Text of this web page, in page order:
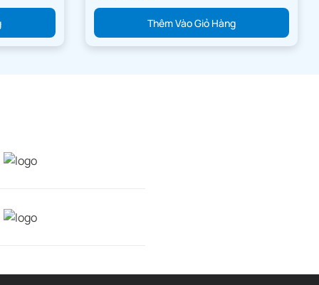
Thêm Vào Giỏ Hàng